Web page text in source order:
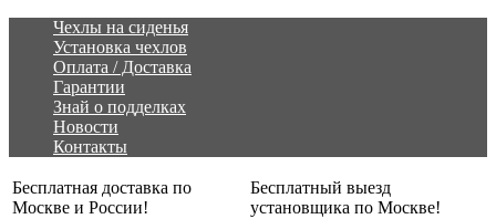
Чехлы на сиденья
Установка чехлов
Оплата / Доставка
Гарантии
Знай о подделках
Новости
Контакты
Бесплатная доставка по
Москве и России!
Бесплатный выезд
установщика по Москве!